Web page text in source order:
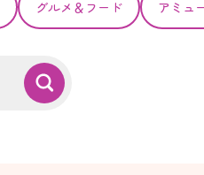
グルメ＆フード アミュ